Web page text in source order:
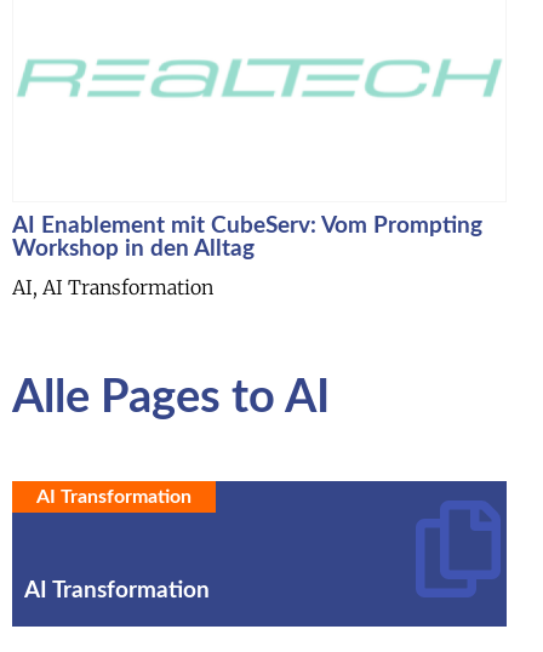
AI Enablement mit CubeServ: Vom Prompting
Workshop in den Alltag
AI, AI Transformation
Alle Pages to AI
AI Transformation
AI Transformation